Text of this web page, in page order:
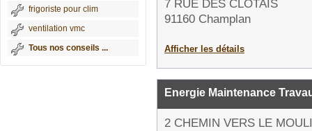
frigoriste pour clim
ventilation vmc
Tous nos conseils ...
7 RUE DES CLOTAIS
91160 Champlan
Afficher les détails
Energie Maintenance
2 CHEMIN VERS LE